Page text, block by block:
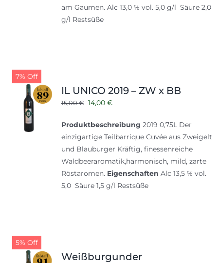
am Gaumen. Alc 13,0 % vol. 5,0 g/l Säure 2,0
g/l Restsüße
7% Off
IL UNICO 2019 – ZW x BB
15,00€ Ursprünglicher
war:
15,00 €
14,00 €Aktueller
ist:
14,00 €.
Produktbeschreibung 2019 0,75L Der
einzigartige Teilbarrique Cuvée aus Zweigelt
und Blauburger Kräftig, finessenreiche
Waldbeeraromatik,harmonisch, mild, zarte
Röstaromen. Eigenschaften Alc 13,5 % vol.
5,0 Säure 1,5 g/l Restsüße
5% Off
Weißburgunder